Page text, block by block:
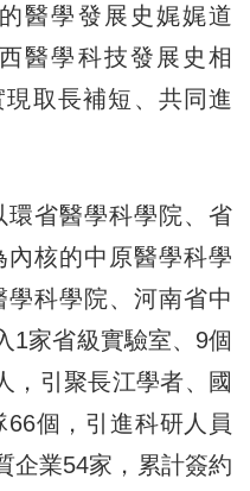
醫學發展史娓娓道
醫學科技發展史相
取長補短、共同進
省醫學科學院、省
核的中原醫學科學
科學院、河南省中
1家省級實驗室、9個
，引聚長江學者、國
個，引進科研人員
企業54家，累計簽約